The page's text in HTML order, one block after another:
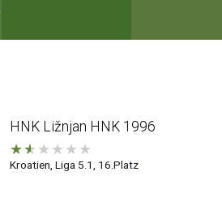
HNK Ližnjan HNK 1996
★★ ★ ★ ★ ★
Kroatien, Liga 5.1, 16.Platz